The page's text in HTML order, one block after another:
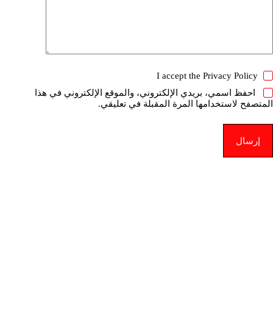
I accept the Privacy Policy
احفظ اسمي، بريدي الإلكتروني، والموقع الإلكتروني في هذا
المتصفح لاستخدامها المرة المقبلة في تعليقي.
إرسال